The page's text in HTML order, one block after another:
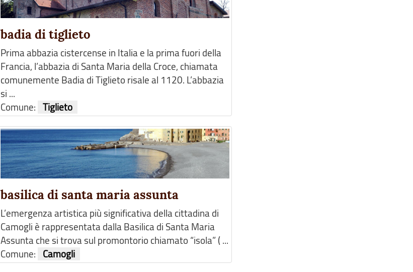
badia di tiglieto
Prima abbazia cistercense in Italia e la prima fuori della
Francia, l’abbazia di Santa Maria della Croce, chiamata
comunemente Badia di Tiglieto risale al 1120. L’abbazia
si ...
Comune: Tiglieto
basilica di santa maria assunta
L’emergenza artistica più significativa della cittadina di
Camogli è rappresentata dalla Basilica di Santa Maria
Assunta che si trova sul promontorio chiamato “isola” ( ...
Comune:
Camogli